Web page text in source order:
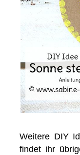
Weitere DIY
findet ihr